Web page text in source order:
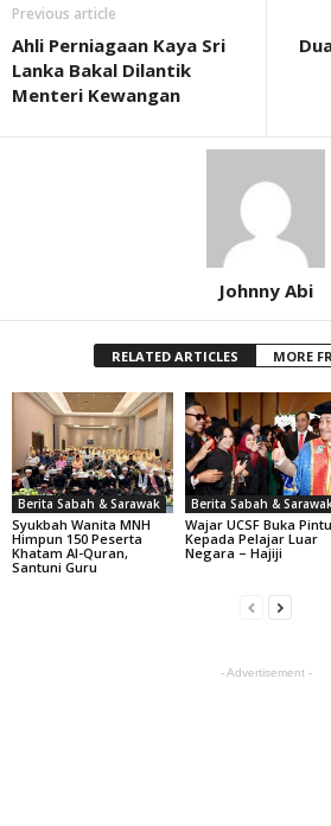
Previous article
Ahli Perniagaan Kaya Sri
Lanka Bakal Dilantik
Menteri Kewangan
Johnny Abi
RELATED ARTICLES MORE
Berita Sabah & Sarawak
Syukbah Wanita MNH
Himpun 150 Peserta
Khatam Al-Quran,
Santuni Guru
Berita Sabah &
Wajar UCSF Buka Pintu
Kepada Pelajar Luar
Negara – Hajiji
- Advertisement -